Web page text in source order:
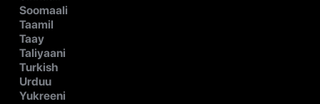
Soomaali
Taamil
Taay
Taliyaani
Turkish
Urduu
Yukreeni